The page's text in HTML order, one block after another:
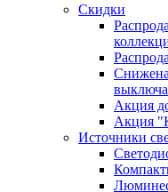
Скидки
Акция
Акция
Источники